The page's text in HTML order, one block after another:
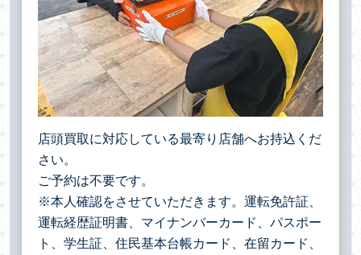
店頭買取に対応している最寄り店舗へお持込くだ
さい。
ご予約は不要です。
※本人確認をさせていただきます。運転免許証、
運転経歴証明書、マイナンバーカード、パスポー
ト、学生証、住民基本台帳カード、在留カード、